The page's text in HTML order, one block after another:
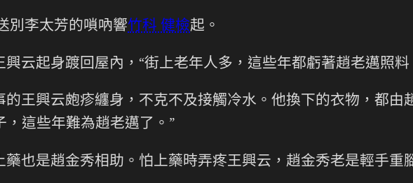
別李太芳的嗩吶響竹科 健檢起。
云起身踱回屋內，“街上老年人多，這些年都虧著趙老邁照料
王興云皰疹纏身，不克不及接觸冷水。他換下的衣物，都由
這些年難為趙老邁了。”
也是趙金秀相助。怕上藥時弄疼王興云，趙金秀老是輕手重